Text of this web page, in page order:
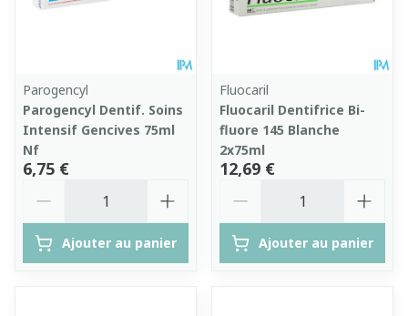
Parogencyl
Parogencyl Dentif. Soins
Intensif Gencives 75ml
Nf
6,75 €
Ajouter au panier
Fluocaril
Fluocaril Dentifrice Bi-
fluore 145 Blanche
2x75ml
12,69 €
Ajouter au panier